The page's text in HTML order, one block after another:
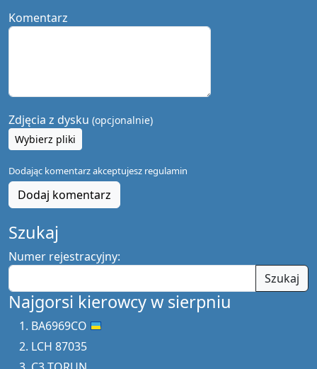
Komentarz
Zdjęcia z dysku (opcjonalnie)
Wybierz pliki
Dodając komentarz akceptujesz regulamin
Dodaj komentarz
Szukaj
Numer rejestracyjny:
Szukaj
Najgorsi kierowcy w sierpniu
BA6969CO
LCH 87035